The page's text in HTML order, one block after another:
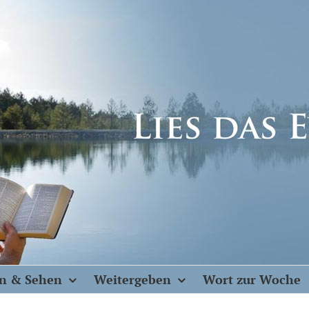
& Sehen Weitergeben Wort zur Woche